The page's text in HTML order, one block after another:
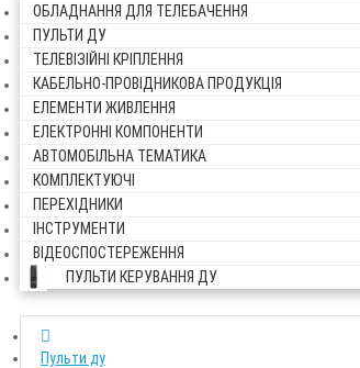
ОБЛАДНАННЯ ДЛЯ ТЕЛЕБАЧЕННЯ
ПУЛЬТИ ДУ
ТЕЛЕВІЗІЙНІ КРІПЛЕННЯ
КАБЕЛЬНО-ПРОВІДНИКОВА ПРОДУКЦІЯ
ЕЛЕМЕНТИ ЖИВЛЕННЯ
ЕЛЕКТРОННІ КОМПОНЕНТИ
АВТОМОБІЛЬНА ТЕМАТИКА
КОМПЛЕКТУЮЧІ
ПЕРЕХІДНИКИ
ІНСТРУМЕНТИ
ВІДЕОСПОСТЕРЕЖЕННЯ
ПУЛЬТИ КЕРУВАННЯ ДУ
Пульти ду